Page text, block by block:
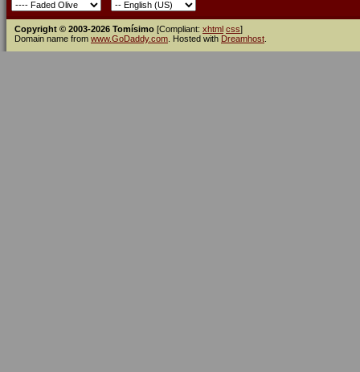
Copyright © 2003-2026 Tomísimo [Compliant: xhtml css]
Domain name from www.GoDaddy.com . Hosted with Dreamhost